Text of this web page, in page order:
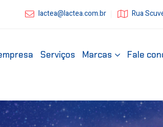
lactea@lactea.com.br Rua
Serviços Marcas Fale